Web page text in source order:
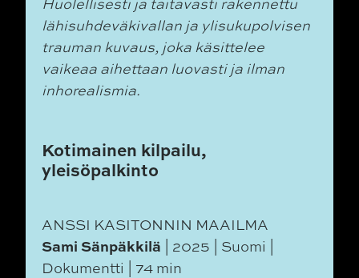
lähisuhdeväkivallan ja ylisukupolvisen
trauman kuvaus, joka käsittelee
vaikeaa aihettaan luovasti ja ilman
inhorealismia.
Kotimainen kilpailu,
yleisöpalkinto
ANSSI KASITONNIN MAAILMA
Sami Sänpäkkilä | 2025 | Suomi |
Dokumentti | 74 min